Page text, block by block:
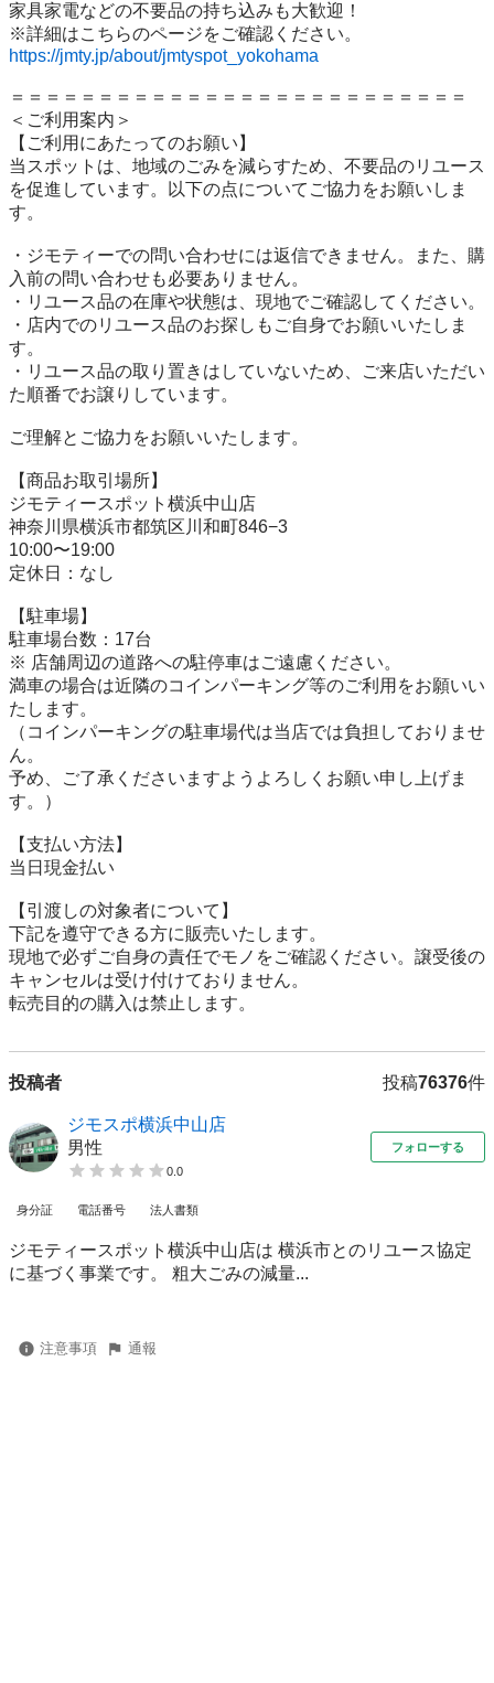
家具家電などの不要品の持ち込みも大歓迎！
https://jmty.jp/about/jmtyspot_yokohama
＝＝＝＝＝＝＝＝＝＝＝＝＝＝＝＝＝＝＝＝＝＝＝＝＝＝
＜ご利用案内＞
【ご利用にあたってのお願い】
当スポットは、地域のごみを減らすため、不要品のリユース
を促進しています。以下の点についてご協力をお願いしま
す。
・ジモティーでの問い合わせには返信できません。また、購
入前の問い合わせも必要ありません。
・リユース品の在庫や状態は、現地でご確認してください。
・店内でのリユース品のお探しもご自身でお願いいたしま
す。
・リユース品の取り置きはしていないため、ご来店いただい
た順番でお譲りしています。
ご理解とご協力をお願いいたします。
【商品お取引場所】
ジモティースポット横浜中山店
神奈川県横浜市都筑区川和町846−3
10:00〜19:00
定休日：なし
【駐⾞場】
駐車場台数：17台
※ 店舗周辺の道路への駐停車はご遠慮ください。
満車の場合は近隣のコインパーキング等のご利用をお願いい
たします。
（コインパーキングの駐車場代は当店では負担しておりませ
ん。
予め、ご了承くださいますようよろしくお願い申し上げま
す。）
【⽀払い⽅法】
当日現金払い
【引渡しの対象者について】
下記を遵守できる⽅に販売いたします。
現地で必ずご⾃⾝の責任でモノをご確認ください。譲受後の
キャンセルは受け付けておりません。
転売⽬的の購⼊は禁⽌します。
投稿者 投稿76376件
ジモスポ横浜中山店
男性
0.0
フォローする
身分証 電話番号 法人書類
ジモティースポット横浜中山店は 横浜市とのリユース協定
に基づく事業です。 粗⼤ごみの減量...
注意事項 通報